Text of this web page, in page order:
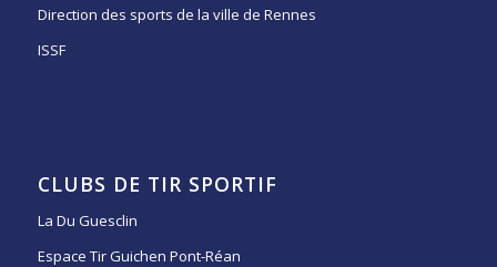
Direction des sports de la ville de Rennes
ISSF
CLUBS DE TIR SPORTIF
La Du Guesclin
Espace Tir Guichen Pont-Réan